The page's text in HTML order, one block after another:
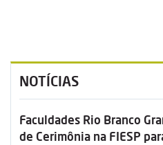
NOTÍCIAS
Faculdades Rio Branco
de Cerimônia na FIESP